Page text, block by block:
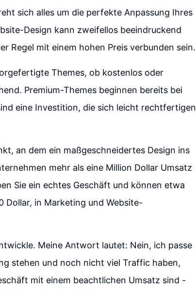
sich alles um die perfekte Anpassung Ihres
Design kann zweifellos beeindruckend
Regel mit einem hohen Preis verbunden sein.
Themes, ob kostenlos oder
Premium-Themes beginnen bereits bei
eine Investition, die sich leicht rechtfertigen
an dem ein maßgeschneidertes Design ins
mehr als eine Million Dollar Umsatz
Sie ein echtes Geschäft und können etwa
Dollar, in Marketing und Website-
Meine Antwort lautet: Nein, ich passe
stehen und noch nicht viel Traffic haben,
mit einem beachtlichen Umsatz sind -